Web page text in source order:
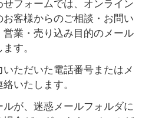
せフォームでは、オンライン
お客様からのご相談・お問い
業・売り込み目的のメール
す。
ただいた電話番号またはメ
いたします。
が、迷惑メールフォルダに